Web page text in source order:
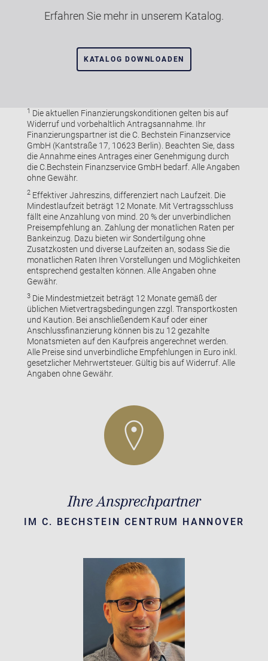
Erfahren Sie mehr in unserem Katalog.
KATALOG DOWNLOADEN
1 Die aktuellen Finanzierungskonditionen gelten bis auf
Widerruf und vorbehaltlich Antragsannahme. Ihr
Finanzierungspartner ist die C. Bechstein Finanzservice
GmbH (Kantstraße 17, 10623 Berlin). Beachten Sie, dass
die Annahme eines Antrages einer Genehmigung durch
die C.Bechstein Finanzservice GmbH bedarf. Alle Angaben
ohne Gewähr.
2Effektiver Jahreszins, differenziert nach Laufzeit. Die
Mindestlaufzeit beträgt 12 Monate. Mit Vertragsschluss
fällt eine Anzahlung von mind. 20 % der unverbindlichen
Preisempfehlung an. Zahlung der monatlichen Raten per
Bankeinzug. Dazu bieten wir Sondertilgung ohne
Zusatzkosten und diverse Laufzeiten an, sodass Sie die
monatlichen Raten Ihren Vorstellungen und Möglichkeiten
entsprechend gestalten können. Alle Angaben ohne
Gewähr.
3Die Mindestmietzeit beträgt 12 Monate gemäß der
üblichen Mietvertragsbedingungen zzgl. Transportkosten
und Kaution. Bei anschließendem Kauf oder einer
Anschlussfinanzierung können bis zu 12 gezahlte
Monatsmieten auf den Kaufpreis angerechnet werden.
Alle Preise sind unverbindliche Empfehlungen in Euro inkl.
gesetzlicher Mehrwertsteuer. Gültig bis auf Widerruf. Alle
Angaben ohne Gewähr.
Ihre Ansprechpartner
IM C. BECHSTEIN CENTRUM HANNOVER